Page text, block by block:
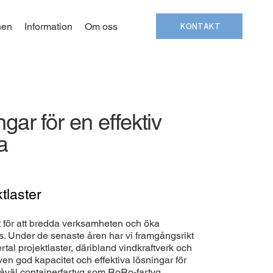
Information Om oss KONTAKT
för en effektiv
att bredda verksamheten och öka
Under de senaste åren har vi framgångsrikt
projektlaster, däribland vindkraftverk och
god kapacitet och effektiva lösningar för